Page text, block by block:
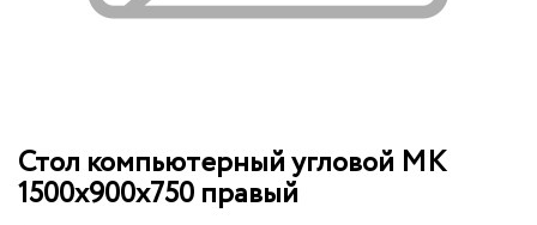
Стол компьютерный угловой МК
1500х900х750 правый